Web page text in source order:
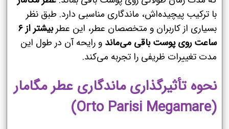
با ترکیب پیچیده‌اش، ماندگاری مناسبی دارد. طبق نظر
بسیاری از کاربران و متخصصان عطر، این عطر
بیشتر از ۶
ساعت روی پوست باقی می‌ماند و رایحه آن در طول این
مدت تغییرات ظریفی را تجربه می‌کند.
نحوه تأثیرگذاری ماندگاری عطر مگامار
(Orto Parisi Megamare)